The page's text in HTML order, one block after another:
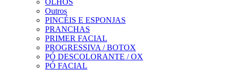
OLHOS
Outros
PINCÉIS E ESPONJAS
PRANCHAS
PRIMER FACIAL
PROGRESSIVA / BOTOX
PÓ DESCOLORANTE / OX
PÓ FACIAL